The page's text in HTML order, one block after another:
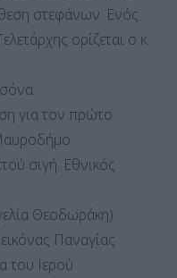
στεφάνων. Ενός
ορίζεται ο κ.
για τον πρώτο
σιγή. Εθνικός
Θεοδωράκη).
Παναγίας
του Ιερού